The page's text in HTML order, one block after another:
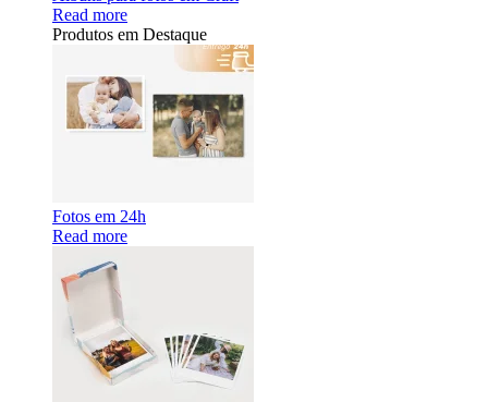
Read more
Produtos em Destaque
Fotos em 24h
Read more